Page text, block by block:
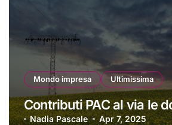
Mondo impresa Ultimissima
Contributi PAC al via le
Nadia Pascale Apr 7, 2025